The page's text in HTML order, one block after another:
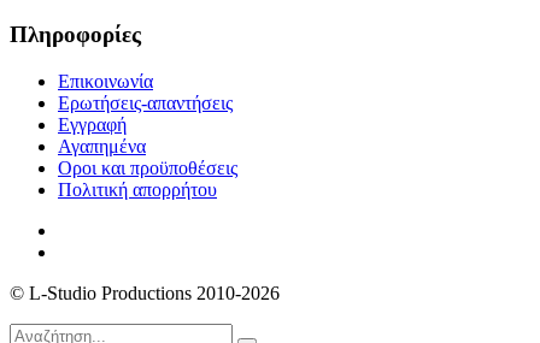
Πληροφορίες
Επικοινωνία
Ερωτήσεις-απαντήσεις
Εγγραφή
Αγαπημένα
Οροι και προϋποθέσεις
Πολιτική απορρήτου
© L-Studio Productions 2010-2026